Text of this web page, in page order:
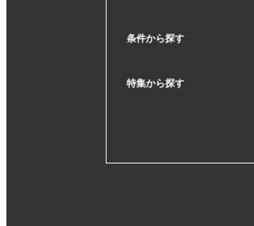
条件から探す
特集から探す